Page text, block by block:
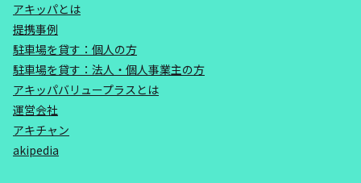
アキッパとは
提携事例
駐車場を貸す：個人の方
駐車場を貸す：法人・個人事業主の方
アキッパバリュープラスとは
運営会社
アキチャン
akipedia